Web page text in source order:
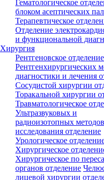
Гематологическое
блоком асептических
Терапевтическое
Отделение
и функциональной
Хирургия
Рентгеновское отделение
Рентгенхирургических
диагностики и лечения
Сосудистой хирургии
Торакальной хирургии
Травматологическое
Ультразвуковых и
радиоизотопных
исследования отделение
Урологическое
Хирургическое
Хирургическое по
органов отделение
лицевой хирургии